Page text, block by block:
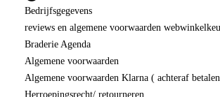
Bedrijfsgegevens
reviews en algemene voorwaarden
Braderie Agenda
Algemene voorwaarden
Algemene voorwaarden Klarna ( achteraf
Herroepingsrecht/ retourneren